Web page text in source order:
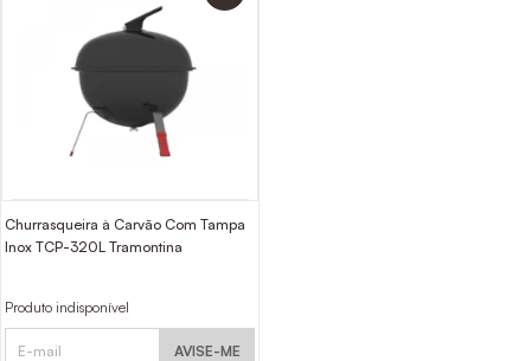
Churrasqueira à Carvão Com Tampa
Inox TCP-320L Tramontina
Produto indisponível
AVISE-ME